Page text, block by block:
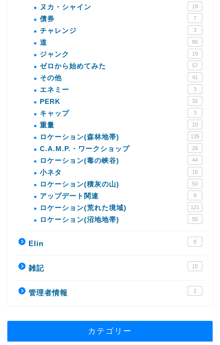
ヌカ・シャイン 18
債券 7
チャレンジ 3
道 86
ジャンク 19
ゼロから始めてみた 57
その他 41
エネミー 3
PERK 32
キャップ 3
重量 10
ロケーション(森林地帯) 135
C.A.M.P.・ワークショップ 26
ロケーション(毒の峡谷) 44
小ネタ 16
ロケーション(積灰の山) 50
アップデート関連 9
ロケーション(荒れた境域) 121
ロケーション(沼地地帯) 55
Elin 8
雑記 15
管理者情報 2
カテゴリー